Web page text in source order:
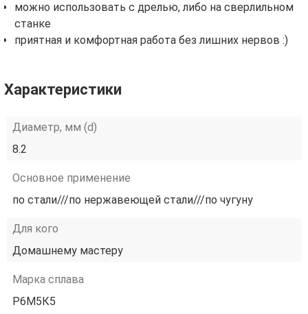
можно использовать с дрелью, либо на сверлильном
станке
приятная и комфортная работа без лишних нервов :)
Характеристики
Диаметр, мм (d)
8.2
Основное применение
по стали///по нержавеющей стали///по чугуну
Для кого
Домашнему мастеру
Марка сплава
Р6М5К5